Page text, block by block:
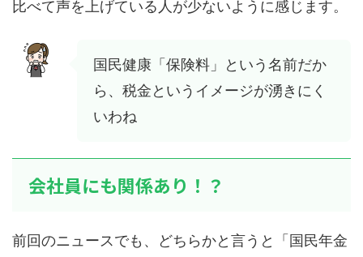
比べて声を上げている人が少ないように感じます。
国民健康「保険料」という名前だか
ら、税金というイメージが湧きにく
いわね
会社員にも関係あり！？
前回のニュースでも、どちらかと言うと「国民年金